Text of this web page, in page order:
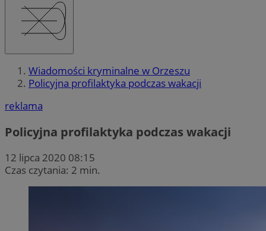
Wiadomości kryminalne w Orzeszu
Policyjna profilaktyka podczas wakacji
reklama
Policyjna profilaktyka podczas wakacji
12 lipca 2020 08:15
Czas czytania: 2 min.